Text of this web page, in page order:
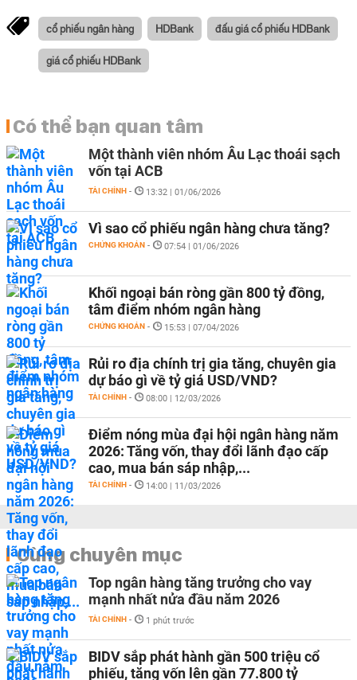
cổ phiếu ngân hàng HDBank đấu giá cổ phiếu HDBank
giá cổ phiếu HDBank
Có thể bạn quan tâm
Một thành viên nhóm Âu Lạc thoái sạch
vốn tại ACB
TÀI CHÍNH - 13:32 | 01/06/2026
Vì sao cổ phiếu ngân hàng chưa tăng?
CHỨNG KHOÁN - 07:54 | 01/06/2026
Khối ngoại bán ròng gần 800 tỷ đồng,
tâm điểm nhóm ngân hàng
CHỨNG KHOÁN - 15:53 | 07/04/2026
Rủi ro địa chính trị gia tăng, chuyên gia
dự báo gì về tỷ giá USD/VND?
TÀI CHÍNH - 08:00 | 12/03/2026
Điểm nóng mùa đại hội ngân hàng năm
2026: Tăng vốn, thay đổi lãnh đạo cấp
cao, mua bán sáp nhập,...
TÀI CHÍNH - 14:00 | 11/03/2026
Cùng chuyên mục
Top ngân hàng tăng trưởng cho vay
mạnh nhất nửa đầu năm 2026
TÀI CHÍNH - 1 phút trước
BIDV sắp phát hành gần 500 triệu cổ
phiếu, tăng vốn lên gần 77.800 tỷ